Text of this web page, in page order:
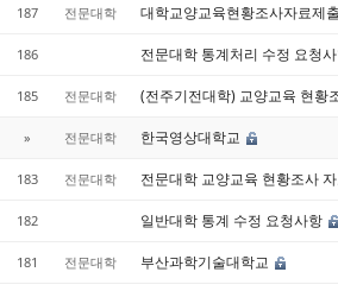
187 전문대학 대학교양교육현황조사자료제
186 전문대학 통계처리 수정 요청
185 전문대학 (전주기전대학) 교양교육 현황
» 전문대학 한국영상대학교
183 전문대학 전문대학 교양교육 현황조사
182 일반대학 통계 수정 요청사항
181 전문대학 부산과학기술대학교